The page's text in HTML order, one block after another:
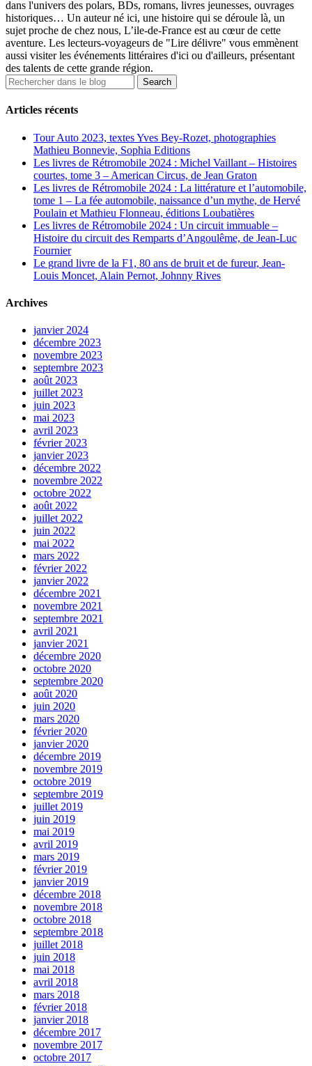
dans l'univers des polars, BDs, romans, livres jeunesses, ouvrages
historiques… Un auteur né ici, une histoire qui se déroule là, un
sujet proche de chez nous, L’ile-de-France est au cœur de cette
aventure. Les lecteurs-voyageurs de "Lire délivre" vous emmènent
aussi visiter les événements littéraires d'ici ou d'ailleurs, présentant
des talents de cette grande région.
Articles récents
Tour Auto 2023, textes Yves Bey-Rozet, photographies
Mathieu Bonnevie, Sophia Editions
Les livres de Rétromobile 2024 : Michel Vaillant – Histoires
courtes, tome 3 – American Circus, de Jean Graton
Les livres de Rétromobile 2024 : La littérature et l’automobile,
tome 1 – La fée automobile, naissance d’un mythe, de Hervé
Poulain et Mathieu Flonneau, éditions Loubatières
Les livres de Rétromobile 2024 : Un circuit immuable –
Histoire du circuit des Remparts d’Angoulême, de Jean-Luc
Fournier
Le grand livre de la F1, 80 ans de bruit et de fureur, Jean-
Louis Moncet, Alain Pernot, Johnny Rives
Archives
janvier 2024
décembre 2023
novembre 2023
septembre 2023
août 2023
juillet 2023
juin 2023
mai 2023
avril 2023
février 2023
janvier 2023
décembre 2022
novembre 2022
octobre 2022
août 2022
juillet 2022
juin 2022
mai 2022
mars 2022
février 2022
janvier 2022
décembre 2021
novembre 2021
septembre 2021
avril 2021
janvier 2021
décembre 2020
octobre 2020
septembre 2020
août 2020
juin 2020
mars 2020
février 2020
janvier 2020
décembre 2019
novembre 2019
octobre 2019
septembre 2019
juillet 2019
juin 2019
mai 2019
avril 2019
mars 2019
février 2019
janvier 2019
décembre 2018
novembre 2018
octobre 2018
septembre 2018
juillet 2018
juin 2018
mai 2018
avril 2018
mars 2018
février 2018
janvier 2018
décembre 2017
novembre 2017
octobre 2017